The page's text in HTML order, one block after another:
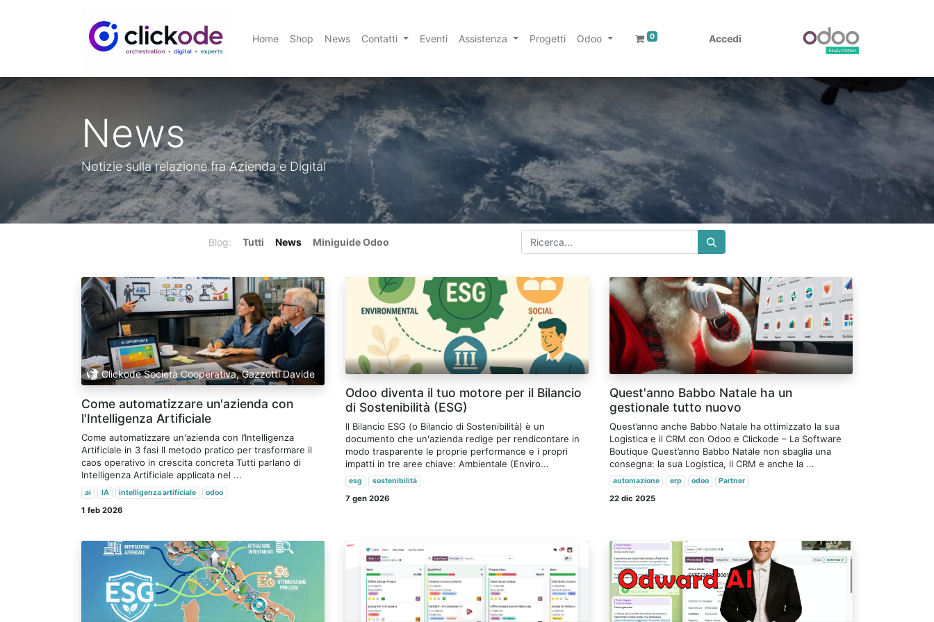
Home Shop News Contatti Eventi Assistenza Progetti Odoo 0 Accedi
News
Notizie sulla relazione fra Azienda e Digital
Blog: Tutti News Miniguide Odoo
Clickode Società Cooperativa, Gazzotti Davide
Come automatizzare un'azienda con
l'Intelligenza Artificiale
Come automatizzare un'azienda con l’Intelligenza
Artificiale in 3 fasi Il metodo pratico per trasformare il
caos operativo in crescita concreta Tutti parlano di
Intelligenza Artificiale applicata nel ...
ai IA intelligenza artificiale odoo
1 feb 2026
Odoo diventa il tuo motore per il Bilancio
di Sostenibilità (ESG)
Il Bilancio ESG (o Bilancio di Sostenibilità) è un
documento che un'azienda redige per rendicontare in
modo trasparente le proprie performance e i propri
impatti in tre aree chiave: Ambientale (Enviro...
esg sostenibilità
7 gen 2026
Quest'anno Babbo Natale ha un
gestionale tutto nuovo
Quest’anno anche Babbo Natale ha ottimizzato la sua
Logistica e il CRM con Odoo e Clickode – La Software
Boutique Quest’anno Babbo Natale non sbaglia una
consegna: la sua Logistica, il CRM e anche la ...
automazione erp odoo Partner
22 dic 2025